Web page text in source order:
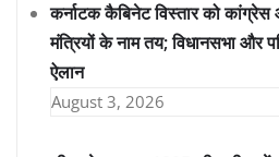
कर्नाटक कैबिनेट विस्तार को
मंत्रियों के नाम तय; विधानसभा और
ऐलान
August 3, 2026